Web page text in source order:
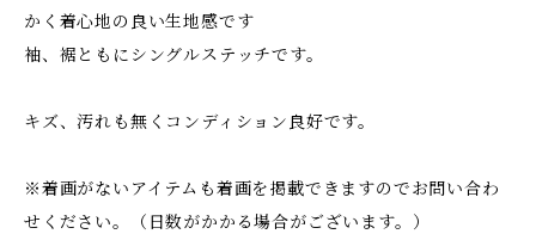
かく着心地の良い生地感です
袖、裾ともにシングルステッチです。
キズ、汚れも無くコンディション良好です。
※着画がないアイテムも着画を掲載できますのでお問い合わ
せください。（日数がかかる場合がございます。）